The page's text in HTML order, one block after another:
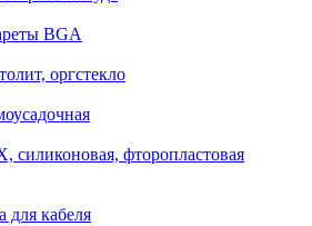
BGA
оргстекло
силиконовая, фторопластовая
для кабеля